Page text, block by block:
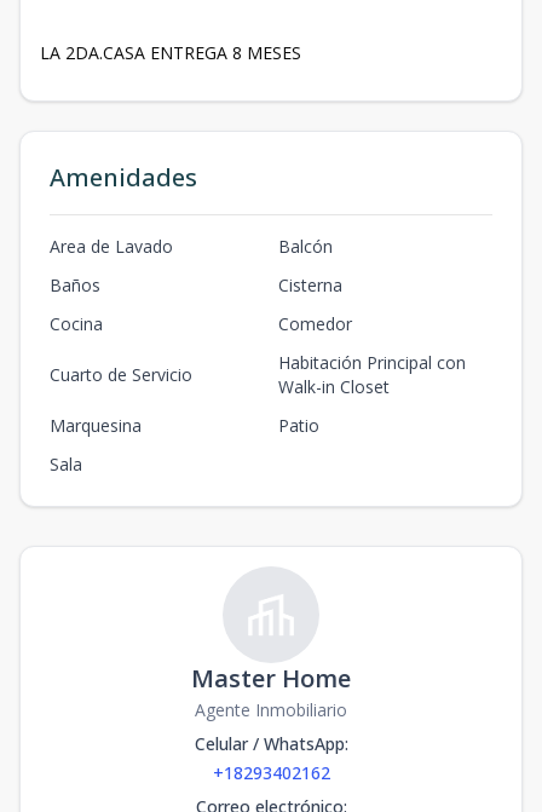
LA 2DA.CASA ENTREGA 8 MESES
Amenidades
Area de Lavado
Balcón
Baños
Cisterna
Cocina
Comedor
Cuarto de Servicio
Habitación Principal con
Walk-in Closet
Marquesina
Patio
Sala
Master Home
Agente Inmobiliario
Celular / WhatsApp:
+18293402162
Correo electrónico: